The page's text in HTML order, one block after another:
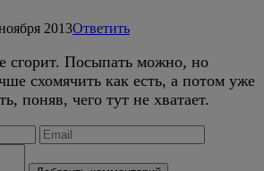
2013Ответить
сгорит. Посыпать можно, но
схомячить как есть, а потом уже
поняв, чего тут не хватает.